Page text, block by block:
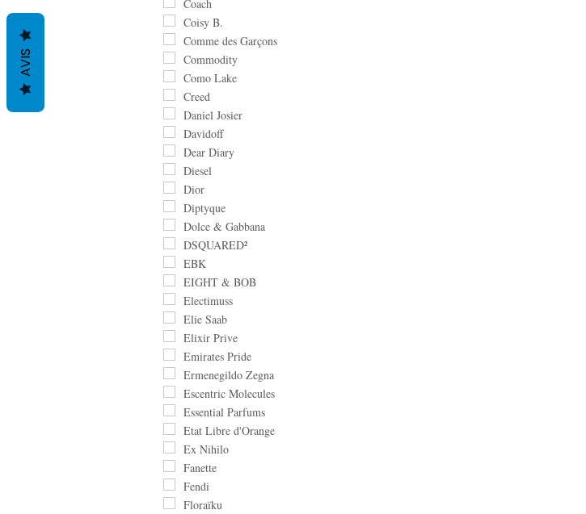
Coach
Coisy B.
Comme des Garçons
Commodity
Como Lake
Creed
Daniel Josier
Davidoff
Dear Diary
Diesel
Dior
Diptyque
Dolce & Gabbana
DSQUARED²
EBK
EIGHT & BOB
Electimuss
Elie Saab
Elixir Prive
Emirates Pride
Ermenegildo Zegna
Escentric Molecules
Essential Parfums
Etat Libre d'Orange
Ex Nihilo
Fanette
Fendi
Floraïku
AVIS